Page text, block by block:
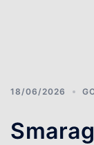
18/06/2026